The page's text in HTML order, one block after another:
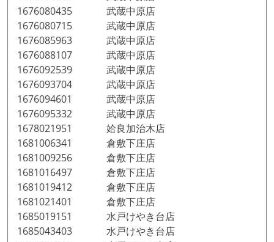
1676080435 武蔵中原店
1676080715 武蔵中原店
1676085963 武蔵中原店
1676088107 武蔵中原店
1676092539 武蔵中原店
1676093704 武蔵中原店
1676094601 武蔵中原店
1676095332 武蔵中原店
1678021951 姶良加治木店
1681006341 倉敷下庄店
1681009256 倉敷下庄店
1681016497 倉敷下庄店
1681019412 倉敷下庄店
1681021401 倉敷下庄店
1685019151 水戸けやき台店
1685043403 水戸けやき台店